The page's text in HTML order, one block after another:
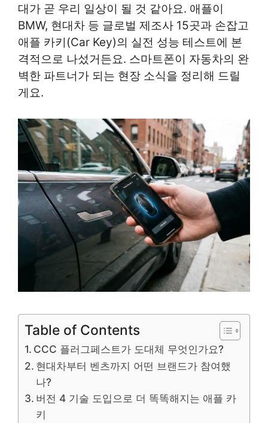
대가 곧 우리 일상이 될 것 같아요. 애플이
BMW, 현대차 등 글로벌 제조사 15곳과 손잡고
애플 카키(Car Key)의 실전 성능 테스트에 본
격적으로 나섰거든요. 스마트폰이 자동차의 완
벽한 파트너가 되는 현장 소식을 정리해 드릴
게요.
Table of Contents
CCC 플러그페스트가 도대체 무엇인가요?
현대차부터 벤츠까지 어떤 브랜드가 참여했
나?
버전 4 기술 도입으로 더 똑똑해지는 애플 카
키